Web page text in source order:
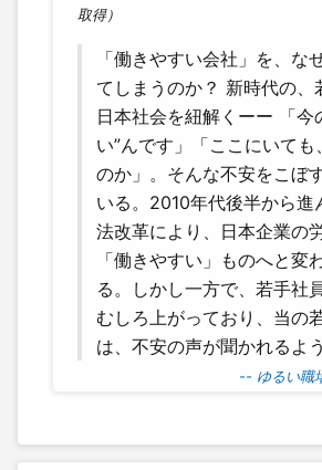
取得）
「働きやすい会社」を、な
てしまうのか？ 新時代の、
日本社会を紐解くーー 「今
い”んです」「ここにいても
のか」。そんな不安をこぼ
いる。2010年代後半から進
法改革により、日本企業の
「働きやすい」ものへと変
る。しかし一方で、若手社
むしろ上がっており、当の
は、不安の声が聞かれるよ
-- ゆるい職